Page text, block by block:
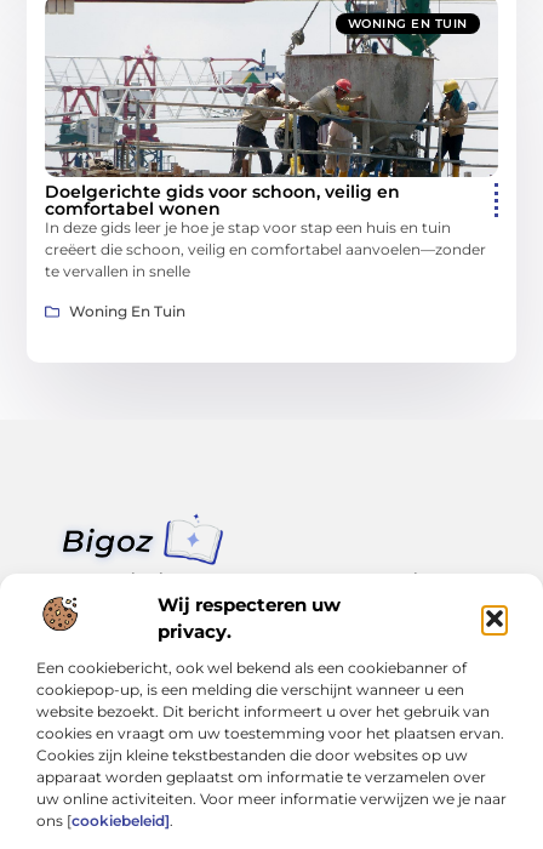
Wij respecteren uw
privacy.
Een cookiebericht, ook wel bekend als een cookiebanner of
cookiepop-up, is een melding die verschijnt wanneer u een
website bezoekt. Dit bericht informeert u over het gebruik van
cookies en vraagt om uw toestemming voor het plaatsen ervan.
Cookies zijn kleine tekstbestanden die door websites op uw
apparaat worden geplaatst om informatie te verzamelen over
uw online activiteiten. Voor meer informatie verwijzen we je naar
ons [cookiebeleid].
WONING EN TUIN
Doelgerichte gids voor schoon, veilig en
comfortabel wonen
In deze gids leer je hoe je stap voor stap een huis en tuin
creëert die schoon, veilig en comfortabel aanvoelen—zonder
te vervallen in snelle
Woning En Tuin
Van klein nieuws tot grote trends – alles op Bigoz.nl.
Lees inspirerende blogs en artikelen over het dagelijks leven,
actualiteit en meer.
Bericht categorie
Onze informatie